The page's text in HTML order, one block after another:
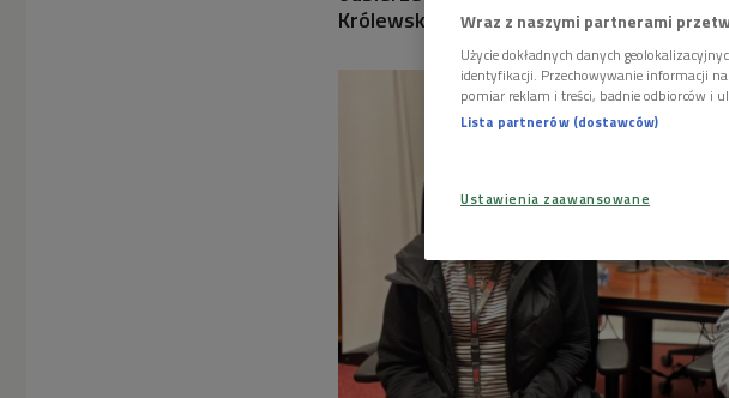
Królewskim w Warszawie.
Wraz z naszymi partnerami
Użycie dokładnych danych
identyfikacji. Przechowywanie informacji
pomiar reklam i treści, badnie odbiorców i
Lista partnerów (dostawców)
Ustawienia zaawansowane